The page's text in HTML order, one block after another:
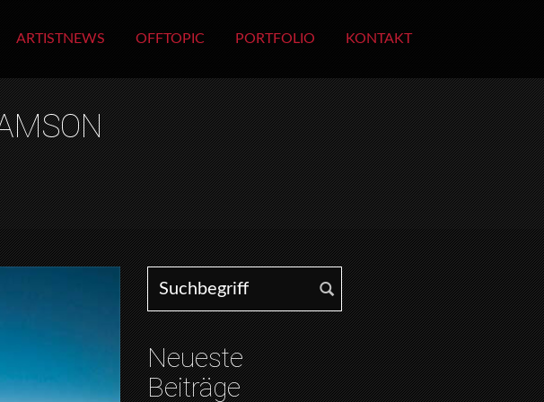
ARTISTNEWS OFFTOPIC PORTFOLIO KONTAKT
Search for:
Neueste
Beiträge